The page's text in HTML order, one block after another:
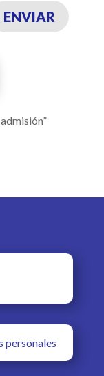
ENVIAR
personales